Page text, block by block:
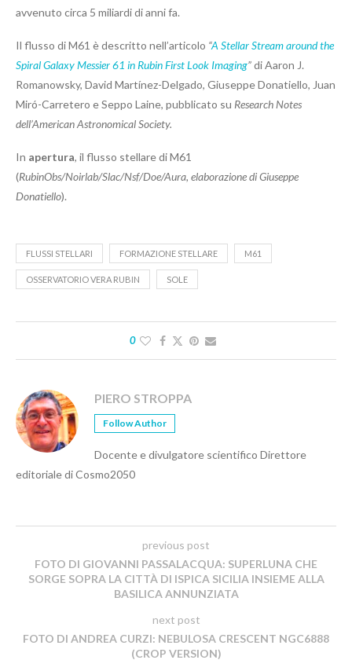
avvenuto circa 5 miliardi di anni fa.
Il flusso di M61 è descritto nell’articolo “A Stellar Stream around the
Spiral Galaxy Messier 61 in Rubin First Look Imaging”di Aaron J.
Romanowsky, David Martínez-Delgado, Giuseppe Donatiello, Juan
Miró-Carretero e Seppo Laine, pubblicato su Research Notes
dell’American Astronomical Society.
In apertura, il flusso stellare di M61
(RubinObs/Noirlab/Slac/Nsf/Doe/Aura, elaborazione di Giuseppe
Donatiello).
FLUSSI STELLARI FORMAZIONE STELLARE M61
OSSERVATORIO VERA RUBIN SOLE
0
PIERO STROPPA
Follow Author
Docente e divulgatore scientifico Direttore
editoriale di Cosmo2050
previous post
FOTO DI GIOVANNI PASSALACQUA: SUPERLUNA CHE
SORGE SOPRA LA CITTÀ DI ISPICA SICILIA INSIEME ALLA
BASILICA ANNUNZIATA
next post
FOTO DI ANDREA CURZI: NEBULOSA CRESCENT NGC6888
(CROP VERSION)